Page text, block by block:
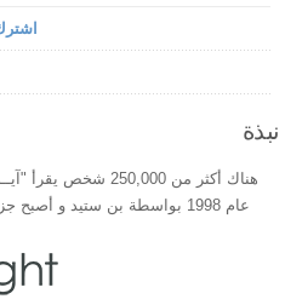
نبذة
هناك أكثر من
عام 1998 بواسطة بن ستيد و أصبح جزأ من شبكة Heartlight فى عام 2000